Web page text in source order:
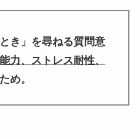
き」を尋ねる質問意
力、ストレス耐性、
め。